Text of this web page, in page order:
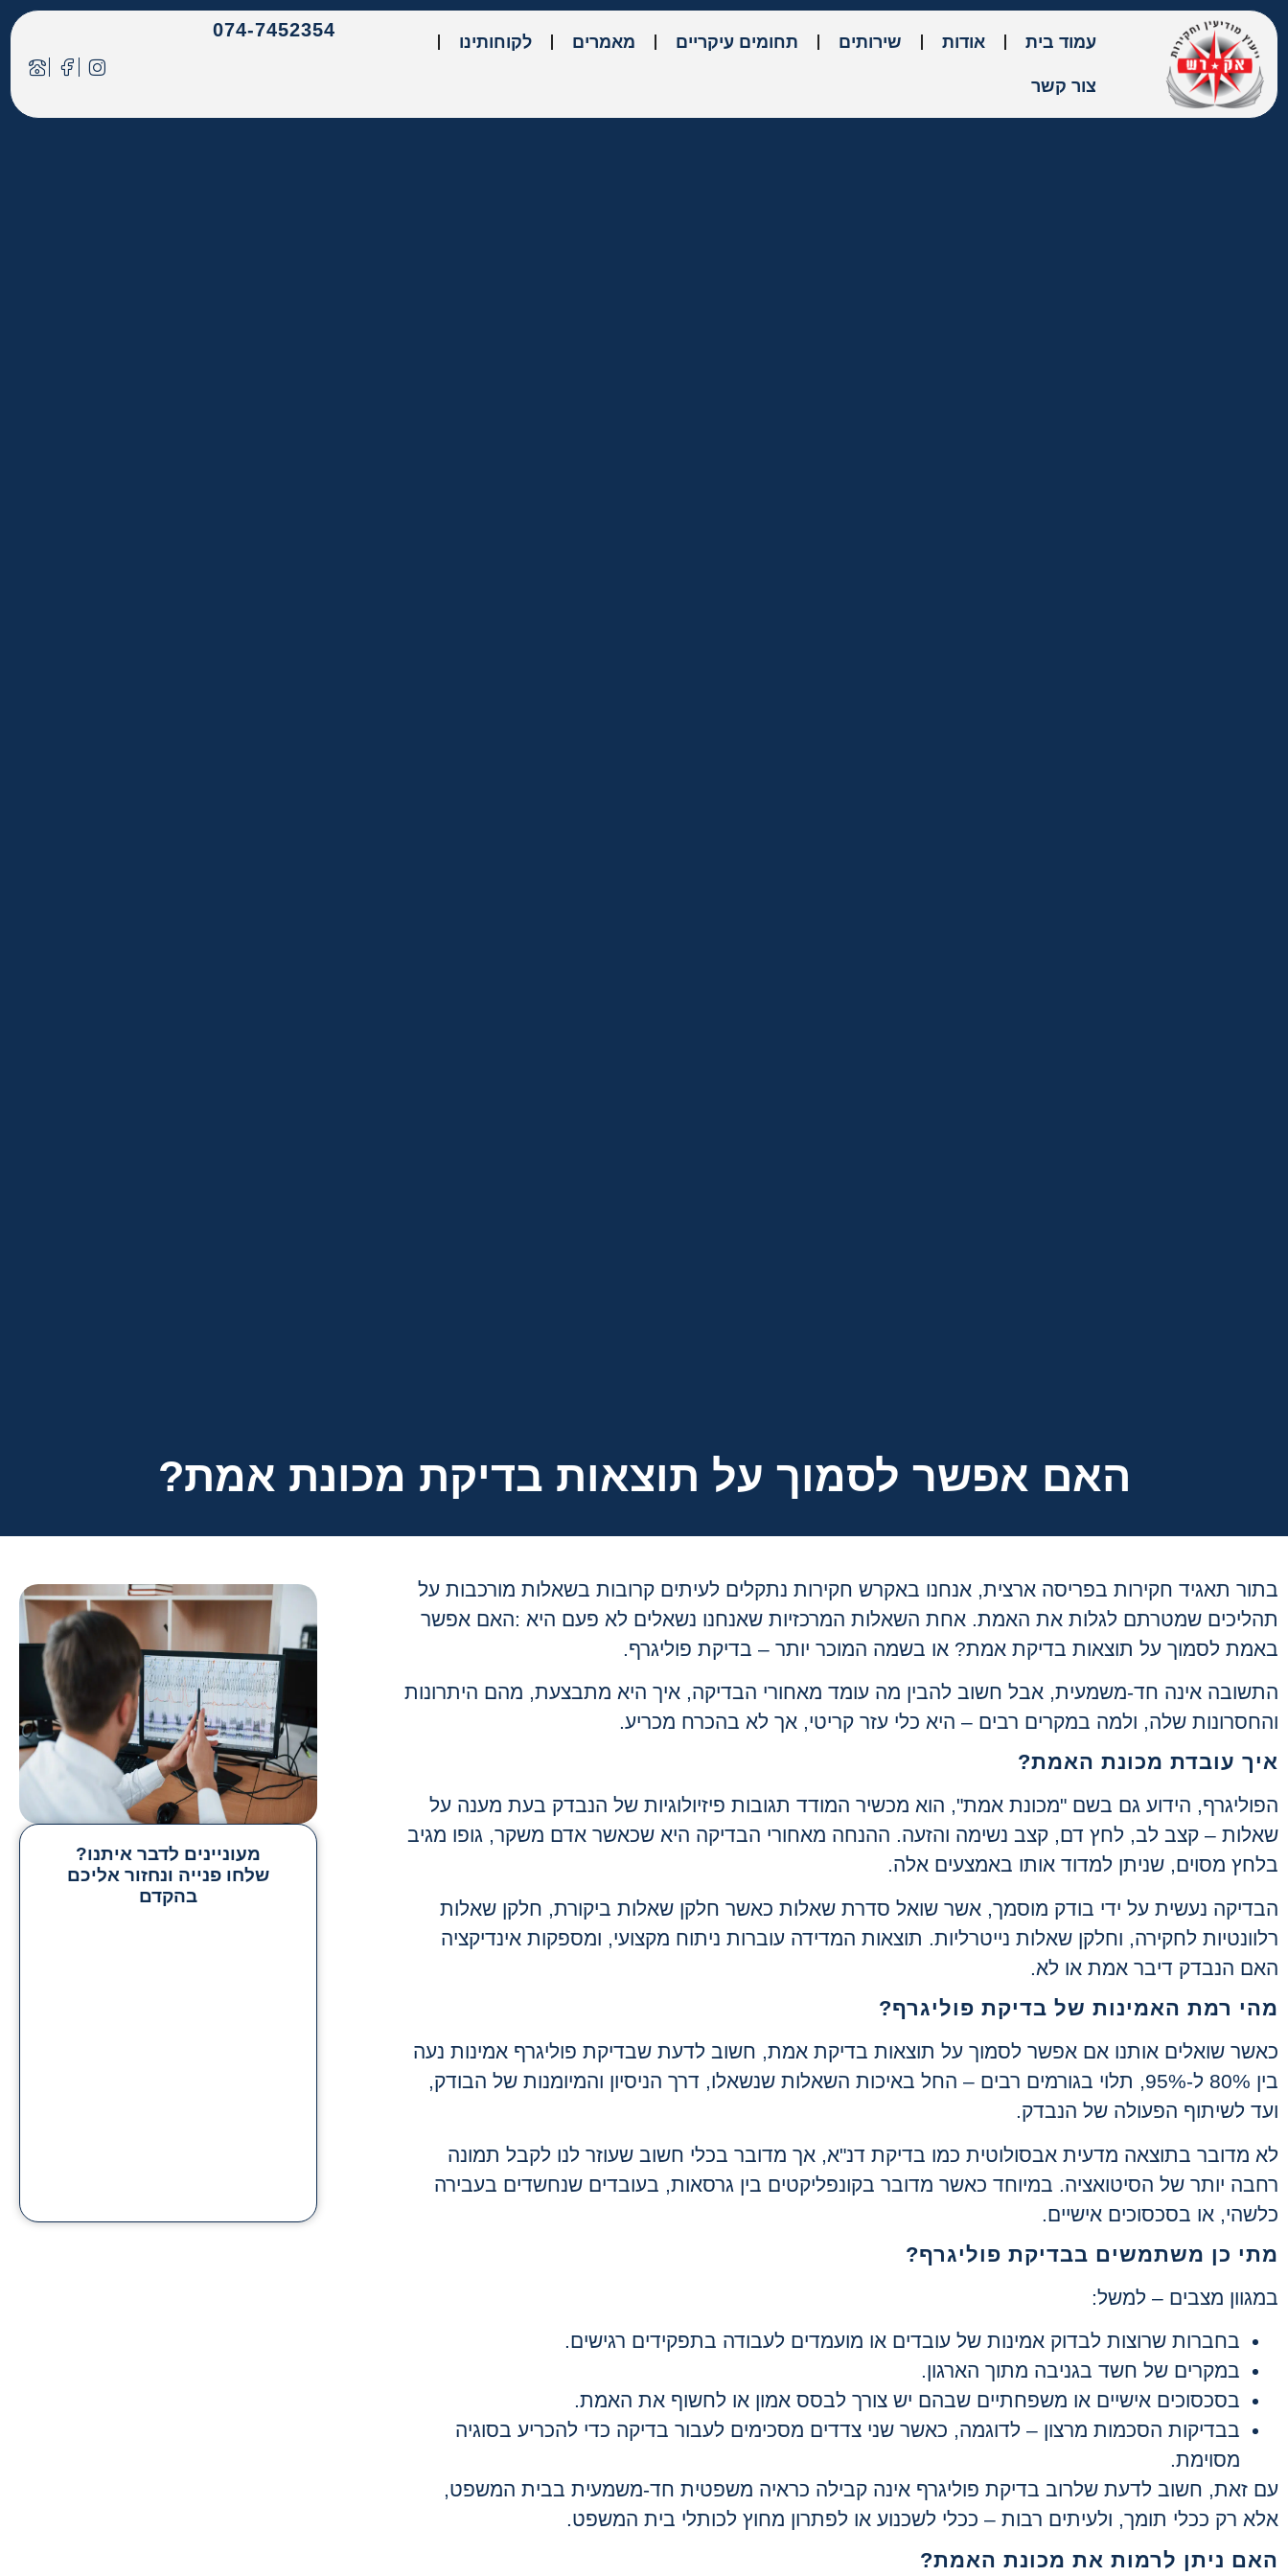
עמוד בית אודות שירותים תחומים עיקריים מאמרים לקוחותינו
צור קשר
074-7452354
האם אפשר לסמוך על תוצאות בדיקת מכונת אמת?
בתור תאגיד חקירות בפריסה ארצית, אנחנו באקרש חקירות נתקלים לעיתים קרובות בשאלות מורכבות על
תהליכים שמטרתם לגלות את האמת. אחת השאלות המרכזיות שאנחנו נשאלים לא פעם היא :האם אפשר
באמת לסמוך על תוצאות בדיקת אמת? או בשמה המוכר יותר – בדיקת פוליגרף
התשובה אינה חד-משמעית, אבל חשוב להבין מה עומד מאחורי הבדיקה, איך היא מתבצעת, מהם היתרונות
והחסרונות שלה, ולמה במקרים רבים – היא כלי עזר קריטי, אך לא בהכרח מכריע.
איך עובדת מכונת האמת?
הפוליגרף, הידוע גם בשם "מכונת אמת", הוא מכשיר המודד תגובות פיזיולוגיות של הנבדק בעת מענה על
שאלות – קצב לב, לחץ דם, קצב נשימה והזעה. ההנחה מאחורי הבדיקה היא שכאשר אדם משקר, גופו מגיב
בלחץ מסוים, שניתן למדוד אותו באמצעים אלה.
הבדיקה נעשית על ידי בודק מוסמך, אשר שואל סדרת שאלות כאשר חלקן שאלות ביקורת, חלקן שאלות
רלוונטיות לחקירה, וחלקן שאלות נייטרליות. תוצאות המדידה עוברות ניתוח מקצועי, ומספקות אינדיקציה
האם הנבדק דיבר אמת או לא.
מהי רמת האמינות של בדיקת פוליגרף?
כאשר שואלים אותנו אם אפשר לסמוך על תוצאות בדיקת אמת, חשוב לדעת שבדיקת פוליגרף אמינות נעה
בין 80% ל-95%, תלוי בגורמים רבים – החל באיכות השאלות שנשאלו, דרך הניסיון והמיומנות של הבודק,
ועד לשיתוף הפעולה של הנבדק.
לא מדובר בתוצאה מדעית אבסולוטית כמו בדיקת דנ"א, אך מדובר בכלי חשוב שעוזר לנו לקבל תמונה
רחבה יותר של הסיטואציה. במיוחד כאשר מדובר בקונפליקטים בין גרסאות, בעובדים שנחשדים בעבירה
כלשהי, או בסכסוכים אישיים
מתי כן משתמשים בבדיקת פוליגרף?
במגוון מצבים – למשל:
בחברות שרוצות לבדוק אמינות של עובדים או מועמדים לעבודה בתפקידים רגישים.
במקרים של חשד בגניבה מתוך הארגון.
בסכסוכים אישיים או משפחתיים שבהם יש צורך לבסס אמון או לחשוף את האמת.
בבדיקות הסכמות מרצון – לדוגמה, כאשר שני צדדים מסכימים לעבור בדיקה כדי להכריע בסוגיה
מסוימת.
עם זאת, חשוב לדעת שלרוב בדיקת פוליגרף אינה קבילה כראיה משפטית חד-משמעית בבית המשפט,
אלא רק ככלי תומך, ולעיתים רבות – ככלי לשכנוע או לפתרון מחוץ לכותלי בית המשפט.
האם ניתן לרמות את מכונת האמת?
מעוניינים לדבר איתנו?
שלחו פנייה ונחזור אליכם
בהקדם